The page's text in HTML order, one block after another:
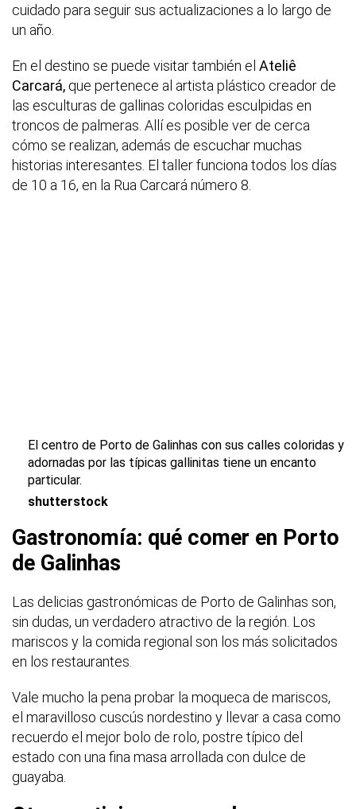
cuidado para seguir sus actualizaciones a lo largo de
un año.
En el destino se puede visitar también el Ateliê
Carcará, que pertenece al artista plástico creador de
las esculturas de gallinas coloridas esculpidas en
troncos de palmeras. Allí es posible ver de cerca
cómo se realizan, además de escuchar muchas
historias interesantes. El taller funciona todos los días
de 10 a 16, en la Rua Carcará número 8.
El centro de Porto de Galinhas con sus calles coloridas y
adornadas por las típicas gallinitas tiene un encanto
particular.
shutterstock
Gastronomía: qué comer en Porto
de Galinhas
Las delicias gastronómicas de Porto de Galinhas son,
sin dudas, un verdadero atractivo de la región. Los
mariscos y la comida regional son los más solicitados
en los restaurantes.
Vale mucho la pena probar la moqueca de mariscos,
el maravilloso cuscús nordestino y llevar a casa como
recuerdo el mejor bolo de rolo, postre típico del
estado con una fina masa arrollada con dulce de
guayaba.